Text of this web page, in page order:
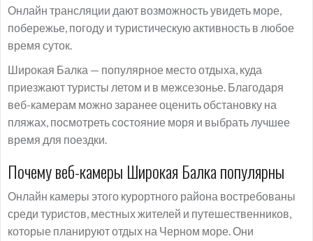
Онлайн трансляции дают возможность увидеть море,
побережье, погоду и туристическую активность в любое
время суток.
Широкая Балка — популярное место отдыха, куда
приезжают туристы летом и в межсезонье. Благодаря
веб-камерам можно заранее оценить обстановку на
пляжах, посмотреть состояние моря и выбрать лучшее
время для поездки.
Почему веб-камеры Широкая Балка популярны
Онлайн камеры этого курортного района востребованы
среди туристов, местных жителей и путешественников,
которые планируют отдых на Черном море. Они